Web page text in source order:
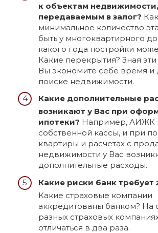
к объектам недвижимости,
передаваемым в залог?
минимальное количество
быть у многоквартирного
какого года постройки
Какие перекрытия? Зная
Вы экономите себе время и
поиске недвижимости.
Какие дополнительные
возникают у Вас при
ипотеки? Например, АИЖК
собственной кассы, и при
квартиры и расчетах с
недвижимости у Вас
дополнительные расходы.
Какие риски банк требует
Какие страховые компании
аккредитованы банком? На
разных страховых
отличаться в два раза.